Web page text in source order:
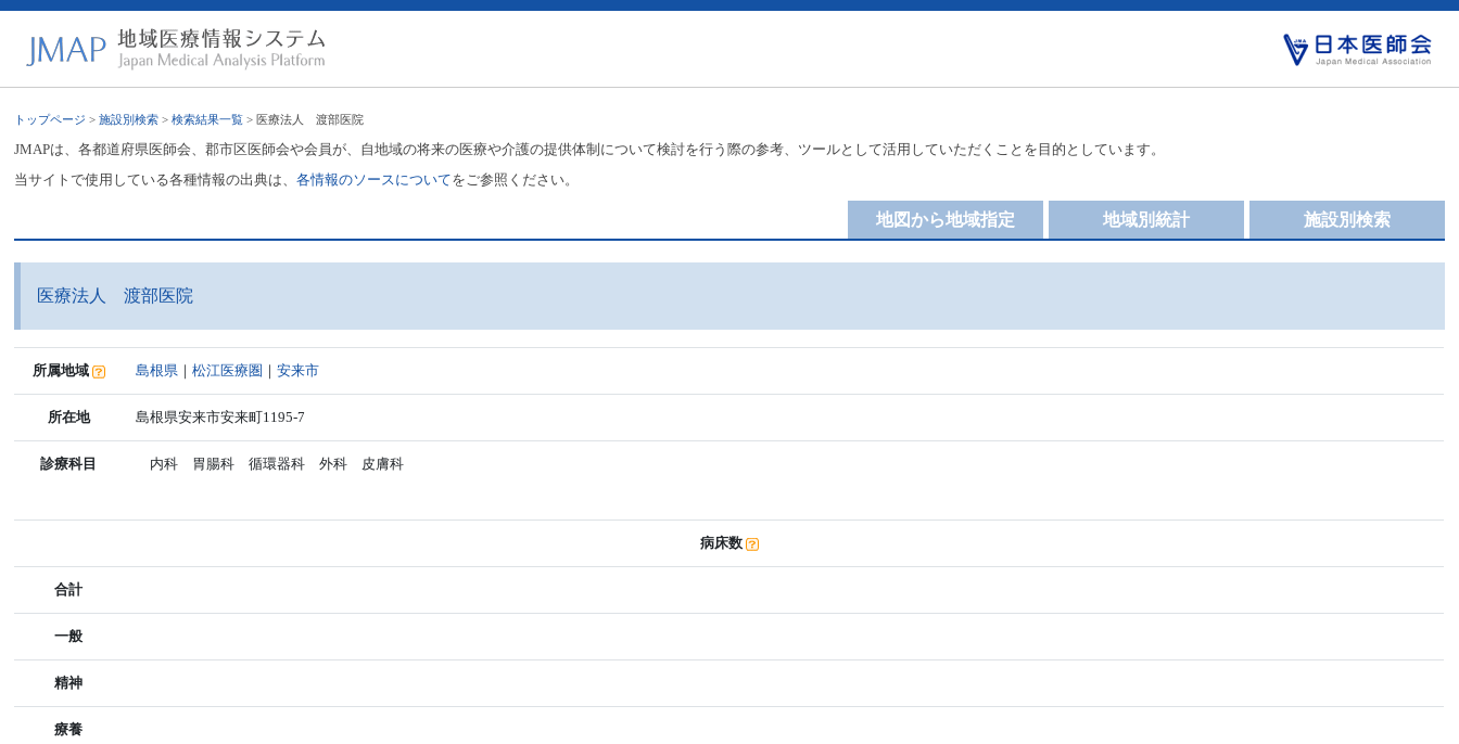
トップページ >施設別検索 >検索結果一覧 > 医療法人 渡部医院
JMAPは、各都道府県医師会、郡市区医師会や会員が、自地域の将来の医療や介護の提供体制について検討を行う際の参考、ツールとして活用していただくことを目的としています。
当サイトで使用している各種情報の出典は、各情報のソースについてをご参照ください。
施設別検索
地域別統計
地図から地域指定
医療法人 渡部医院
所属地域 島根県 ｜松江医療圏 ｜安来市
所在地 島根県安来市安来町1195-7
診療科目 内科 胃腸科 循環器科 外科 皮膚科
病床数
合計
一般
精神
療養